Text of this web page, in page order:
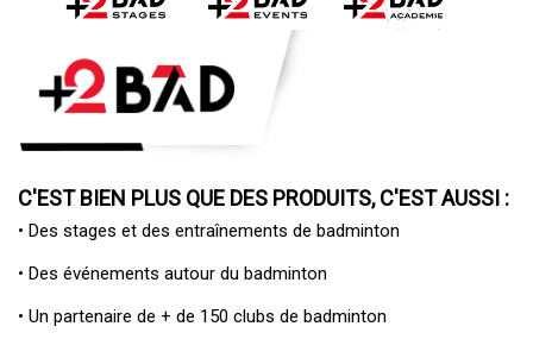
C'EST BIEN PLUS QUE DES PRODUITS, C'EST AUSSI :
• Des stages et des entraînements de badminton
• Des événements autour du badminton
• Un partenaire de + de 150 clubs de badminton